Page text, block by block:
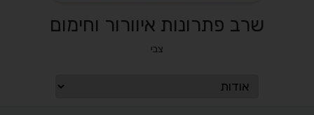
שרב פתרונות איוורור וחימום
צבי